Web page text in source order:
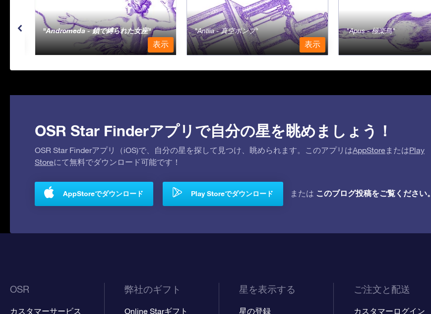
Andromeda - 鎖で縛られた女座
表示
Antlia - 真空ポンプ
表示
Apus - 極楽鳥
OSR Star Finderアプリで自分の星を眺めましょう！
OSR Star Finderアプリ（iOS)で、自分の星を探して見つけ、眺められます。このアプリはAppStore またはPlay
Storeにて無料でダウンロード可能です！
AppStoreでダウンロード Play Storeでダウンロード または このブログ投稿をご覧ください。
OSR
カスタマーサービス
弊社のギフト
Online Starギフト
星を表示する
星の登録
ご注文と配送
カスタマーログイン